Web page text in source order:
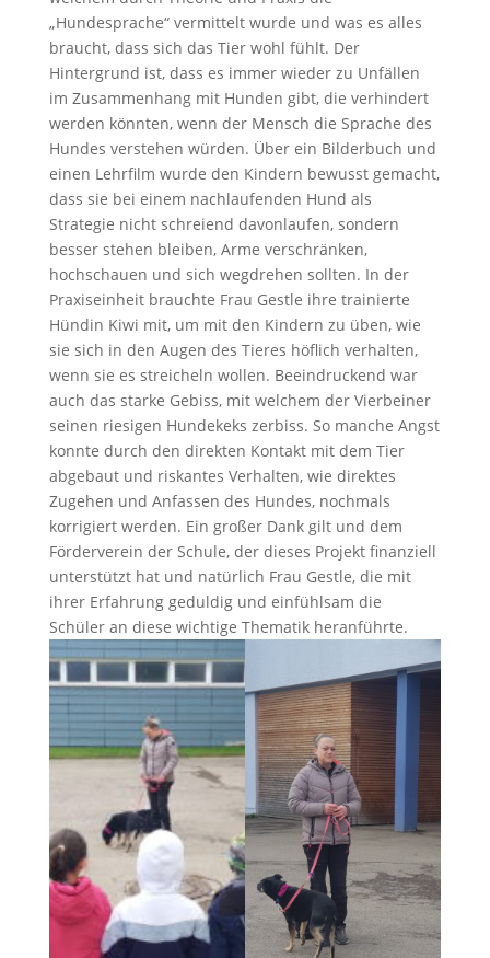
„Hundesprache“ vermittelt wurde und was es alles
braucht, dass sich das Tier wohl fühlt. Der
Hintergrund ist, dass es immer wieder zu Unfällen
im Zusammenhang mit Hunden gibt, die verhindert
werden könnten, wenn der Mensch die Sprache des
Hundes verstehen würden. Über ein Bilderbuch und
einen Lehrfilm wurde den Kindern bewusst gemacht,
dass sie bei einem nachlaufenden Hund als
Strategie nicht schreiend davonlaufen, sondern
besser stehen bleiben, Arme verschränken,
hochschauen und sich wegdrehen sollten. In der
Praxiseinheit brauchte Frau Gestle ihre trainierte
Hündin Kiwi mit, um mit den Kindern zu üben, wie
sie sich in den Augen des Tieres höflich verhalten,
wenn sie es streicheln wollen. Beeindruckend war
auch das starke Gebiss, mit welchem der Vierbeiner
seinen riesigen Hundekeks zerbiss. So manche Angst
konnte durch den direkten Kontakt mit dem Tier
abgebaut und riskantes Verhalten, wie direktes
Zugehen und Anfassen des Hundes, nochmals
korrigiert werden. Ein großer Dank gilt und dem
Förderverein der Schule, der dieses Projekt finanziell
unterstützt hat und natürlich Frau Gestle, die mit
ihrer Erfahrung geduldig und einfühlsam die
Schüler an diese wichtige Thematik heranführte.